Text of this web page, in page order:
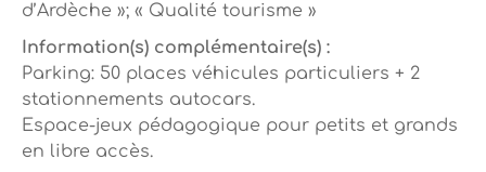
d’Ardèche »; « Qualité tourisme »
Information(s) complémentaire(s) :
Parking: 50 places véhicules particuliers + 2
stationnements autocars.
Espace-jeux pédagogique pour petits et grands
en libre accès.